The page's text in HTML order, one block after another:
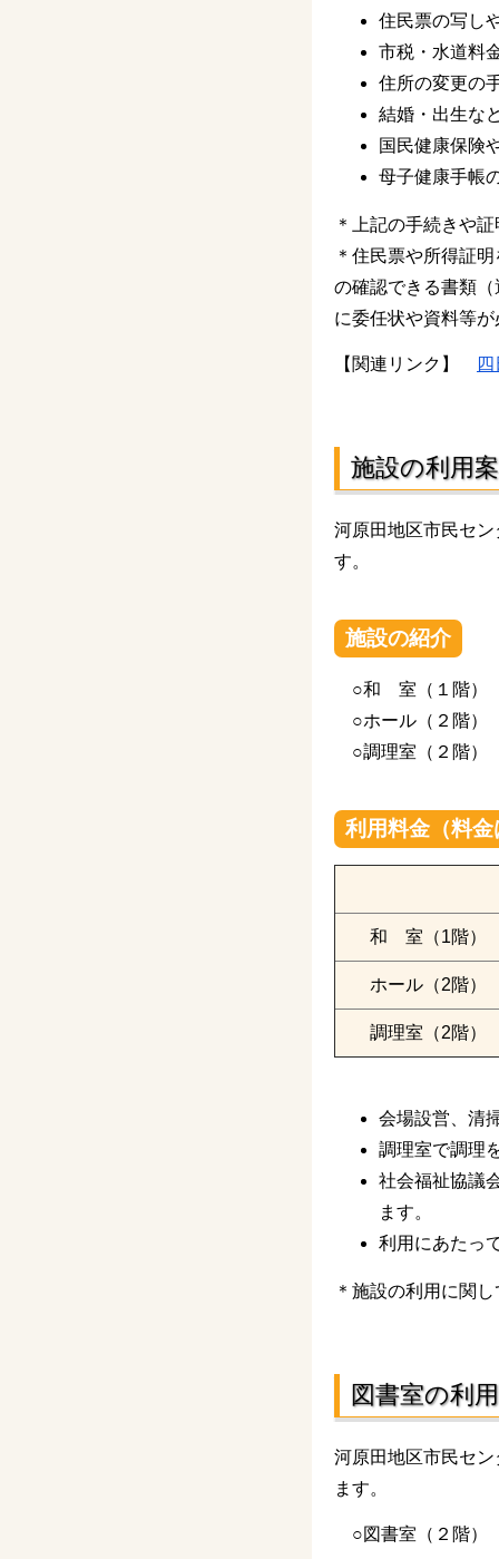
住民票の写し
市税・水道料
住所の変更の
結婚・出生な
国民健康保険
母子健康手帳
＊上記の手続きや
＊住民票や所得証
の確認できる書類
に委任状や資料等
【関連リンク】
施設の利用
河原田地区市民セ
す。
施設の紹介
○和 室（１階）
○ホール（２階）
○調理室（２階）
利用料金（料
和 室（1階）
ホール（2階）
調理室（2階）
会場設営、清
調理室で調理
社会福祉協議
ます。
利用にあたっ
＊施設の利用に関
図書室の利用
河原田地区市民セ
ます。
○図書室（２階）